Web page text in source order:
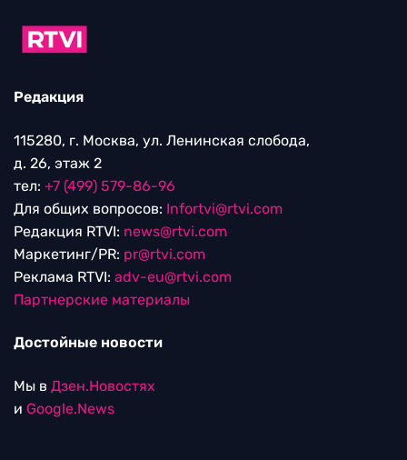
Редакция
115280, г. Москва, ул. Ленинская слобода,
д. 26, этаж 2
тел: +7 (499) 579-86-96
Для общих вопросов: Infortvi@rtvi.com
Редакция RTVI: news@rtvi.com
Маркетинг/PR: pr@rtvi.com
Реклама RTVI: adv-eu@rtvi.com
Партнерские материалы
Достойные новости
Мы в Дзен.Новостях
и Google.News